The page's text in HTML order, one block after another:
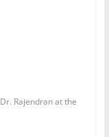
Dr. Rajendran at the